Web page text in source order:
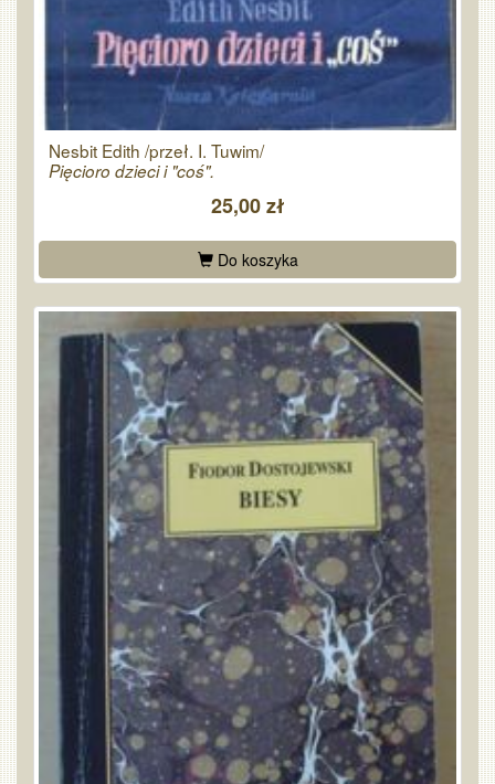
Nesbit Edith /przeł. I. Tuwim/
Pięcioro dzieci i "coś".
25,00 zł
Do koszyka